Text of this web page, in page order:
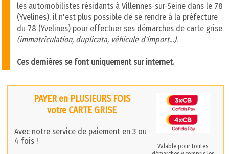
les automobilistes résidants à Villennes-sur-Seine dans le 78
(Yvelines), il n'est plus possible de se rendre à la préfecture
du 78 (Yvelines) pour effectuer ses démarches de carte grise
(immatriculation, duplicata, véhicule d'import...).
Ces dernières se font uniquement sur internet.
PAYER en PLUSIEURS FOIS
votre CARTE GRISE
Avec notre service de paiement en 3 ou
4 fois !
Valable pour toutes